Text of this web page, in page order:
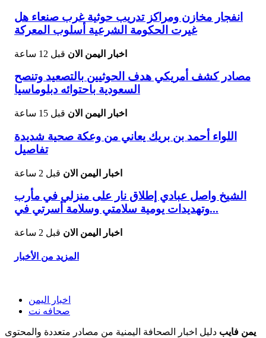
انفجار مخازن ومراكز تدريب حوثية غرب صنعاء هل
غيرت الحكومة الشرعية أسلوب المعركة
اخبار اليمن الان قبل 12 ساعة
مصادر كشف أمريكي هدف الحوثيين بالتصعيد وتنصح
السعودية باحتوائه دبلوماسيا
اخبار اليمن الان قبل 15 ساعة
اللواء أحمد بن بريك يعاني من وعكة صحية شديدة
تفاصيل
اخبار اليمن الان قبل 2 ساعة
الشيخ واصل عبادي إطلاق نار على منزلي في مأرب
وتهديدات يومية سلامتي وسلامة أسرتي في...
اخبار اليمن الان قبل 2 ساعة
المزيد من الأخبار
اخبار اليمن
صحافه نت
يمن فايب دليل اخبار الصحافة اليمنية من مصادر متعددة والمحتوى